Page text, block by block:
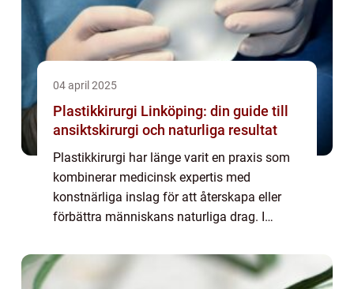
04 april 2025
Plastikkirurgi Linköping: din guide till
ansiktskirurgi och naturliga resultat
Plastikkirurgi har länge varit en praxis som
kombinerar medicinsk expertis med
konstnärliga inslag för att återskapa eller
förbättra människans naturliga drag. I
spec...